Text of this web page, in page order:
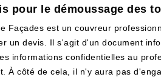
pour le démoussage des
Façades est un couvreur
un devis. Il s'agit d'un document
informations confidentielles au
À côté de cela, il n'y aura pas